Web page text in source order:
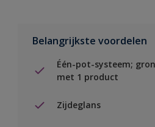
Belangrijkste voordelen
Één-pot-systeem;
met 1 product
Zijdeglans